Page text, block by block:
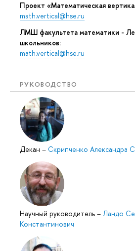
Проект «Математическая
math.vertical@hse.ru
ЛМШ факультета математики -
школьников:
math.vertical@hse.ru
РУКОВОДСТВО
Декан – Скрипченко Александра
Научный руководитель – Ландо
Константинович